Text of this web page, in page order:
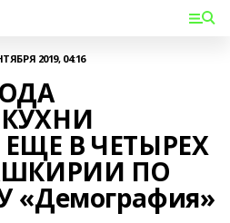
2019, 04:16
В ЧЕТЫРЕХ
ПО
«Демография»